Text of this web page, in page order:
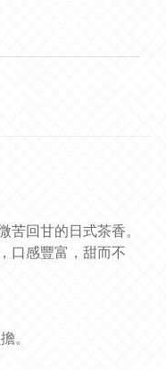
苦回甘的日式茶香。
口感豐富，甜而不
。